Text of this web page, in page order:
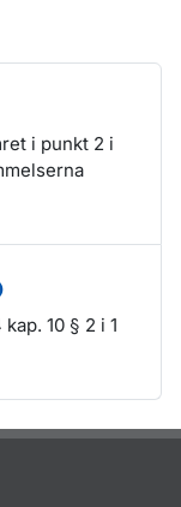
i punkt 2 i
10 § 2 i 1